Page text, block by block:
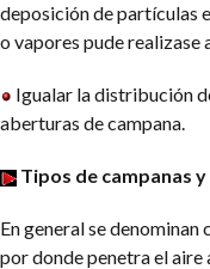
deposición de partículas
o vapores pude realizase
Igualar la distribución
aberturas de campana.
Tipos de campanas
En general se
por donde penetra el aire